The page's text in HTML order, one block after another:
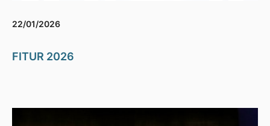
22/01/2026
FITUR 2026